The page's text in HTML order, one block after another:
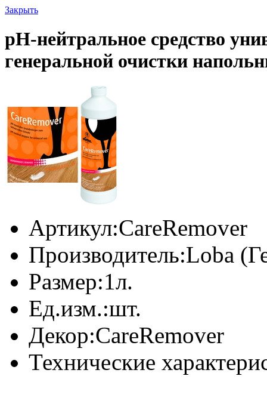
Закрыть
pH-нейтральное средство
генеральной очистки
Артикул:CareRemover
Производитель:Loba
Размер:1л.
Ед.изм.:шт.
Декор:CareRemover
Технические